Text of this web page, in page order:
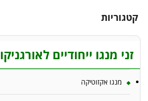
קטגוריות
זני מנגו ייחודיים לאורגניקו
מנגו אקזוטיקה